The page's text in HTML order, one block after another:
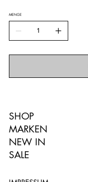
MENGE
SHOP
MARKEN
NEW IN
SALE